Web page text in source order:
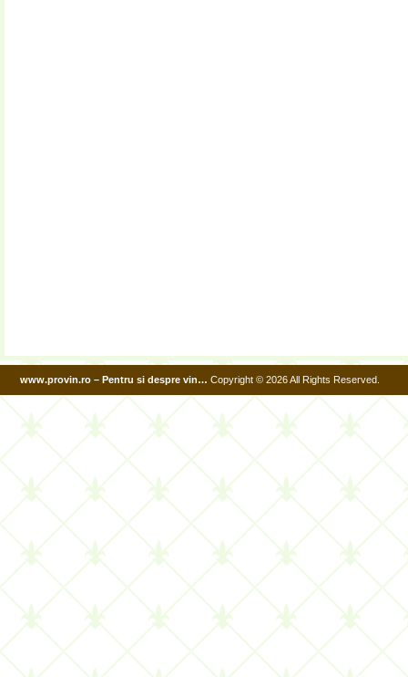
www.provin.ro – Pentru si despre vin… Copyright © 2026 All Rights Reserved.